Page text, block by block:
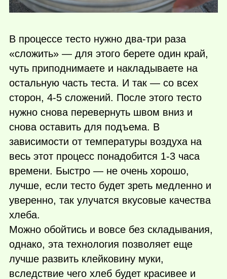
В процессе тесто нужно два-три раза
«сложить» — для этого берете один край,
чуть приподнимаете и накладываете на
остальную часть теста. И так — со всех
сторон, 4-5 сложений. После этого тесто
нужно снова перевернуть швом вниз и
снова оставить для подъема. В
зависимости от температуры воздуха на
весь этот процесс понадобится 1-3 часа
времени. Быстро — не очень хорошо,
лучше, если тесто будет зреть медленно и
уверенно, так улучатся вкусовые качества
хлеба.
Можно обойтись и вовсе без складывания,
однако, эта технология позволяет еще
лучше развить клейковину муки,
вследствие чего хлеб будет красивее и